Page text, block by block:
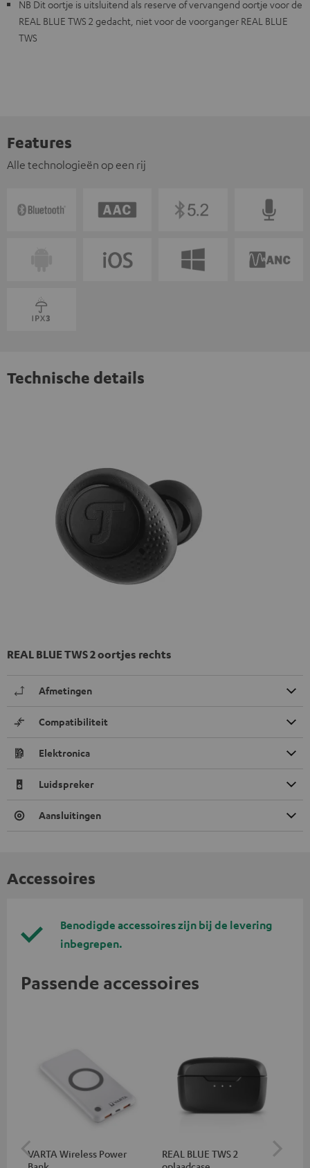
NB Dit oortje is uitsluitend als reserve of vervangend oortje voor de
REAL BLUE TWS 2 gedacht, niet voor de voorganger REAL BLUE
TWS
Features
Alle technologieën op een rij
Technische details
REAL BLUE TWS 2 oortjes rechts
Afmetingen
Compatibiliteit
Elektronica
Luidspreker
Aansluitingen
Accessoires
Benodigde accessoires zijn bij de levering
inbegrepen.
Passende accessoires
VARTA Wireless Power
REAL BLUE TWS 2